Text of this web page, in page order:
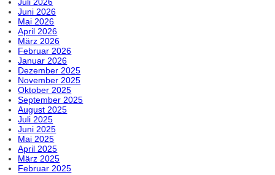
Juni 2026
Mai 2026
April 2026
März 2026
Februar 2026
Januar 2026
Dezember 2025
November 2025
Oktober 2025
September 2025
August 2025
Juli 2025
Juni 2025
Mai 2025
April 2025
März 2025
Februar 2025